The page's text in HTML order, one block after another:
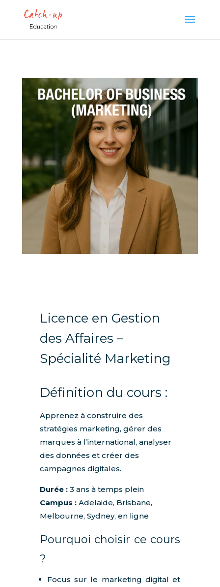
Licence en Gestion
des Affaires –
Spécialité Marketing
Définition du cours :
Apprenez à construire des
stratégies marketing, gérer des
marques à l’international, analyser
des données et créer des
campagnes digitales.
Durée :3 ans à temps plein
Campus :Adelaide, Brisbane,
Melbourne, Sydney, en ligne
Pourquoi choisir ce cours
?
Focus sur le marketing digital et